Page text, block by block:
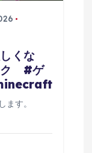
くな
ク #ゲ
す。